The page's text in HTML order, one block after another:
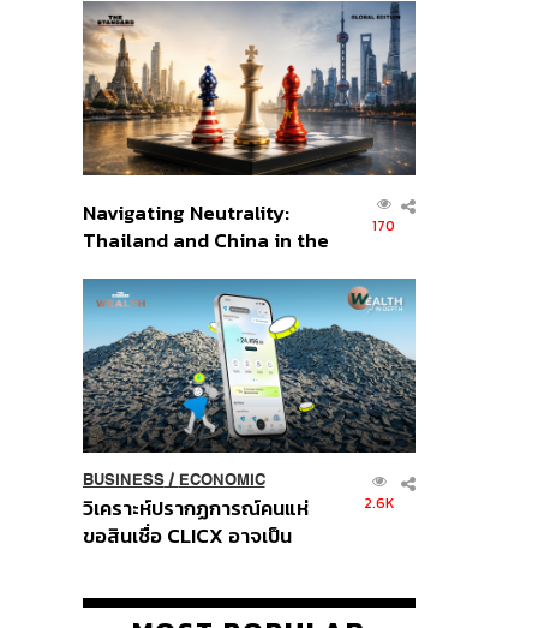
ส่วนยุทธศาสตร์ไทย –
อินโดนีเซีย
Navigating Neutrality:
Thailand and China in the
Order
170
BUSINESS/ ECONOMIC
วิเคราะห์ปรากฏการณ์คนแห่
ขอสินเชื่อ CLICX อาจเป็น
ปัญหาหนี้ครัวเรือนไทยที่ถูกซุก
2.6K